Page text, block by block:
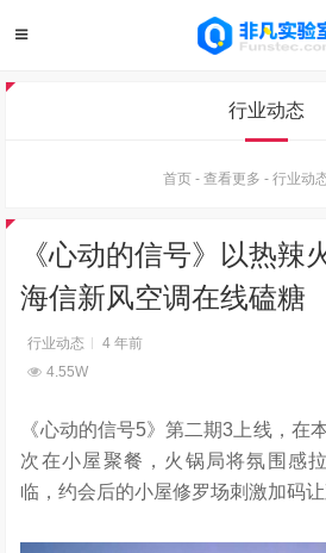
行业动态
首页 - 查看更多 - 行业动
《心动的信号》以热辣
海信新风空调在线磕糖
行业动态
4 年前
4.55W
《心动的信号5》第二期3上线，在
次在小屋聚餐，火锅局将氛围感
临，约会后的小屋修罗场刺激加码让